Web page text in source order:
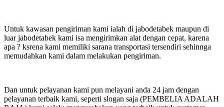
Untuk kawasan pengiriman kami ialah di jabodetabek maupun di
luar jabodetabek kami isa mengirimkan alat dengan cepat, karena
apa ? ksrena kami memiliki sarana transportasi tersendiri sehinnga
memudahkan kami dalam melakukan pengiriman.
Dan untuk pelayanan kami pun melayani anda 24 jam dengan
pelayanan terbaik kami, seperti slogan saja (PEMBELIA ADALAH